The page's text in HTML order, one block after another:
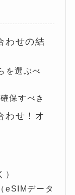
わせの結
を選ぶべ
保すべき
わせ！オ
eSIMデータ